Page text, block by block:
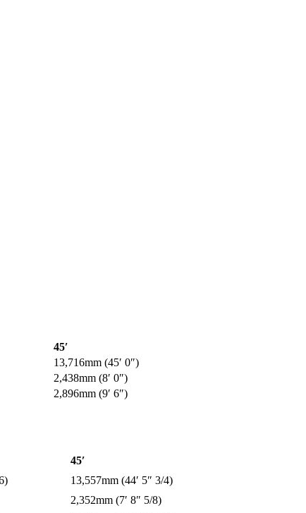
45′
13,716mm (45′ 0″)
2,438mm (8′ 0″)
2,896mm (9′ 6″)
45′
13,557mm (44′ 5″ 3/4)
2,352mm (7′ 8″ 5/8)